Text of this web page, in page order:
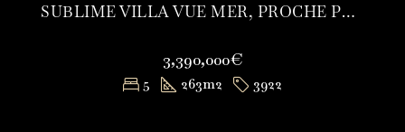
SUBLIME VILLA VUE MER, PROCHE PLAGE ET CENTRE
3,390,000€
5 263m2 3922